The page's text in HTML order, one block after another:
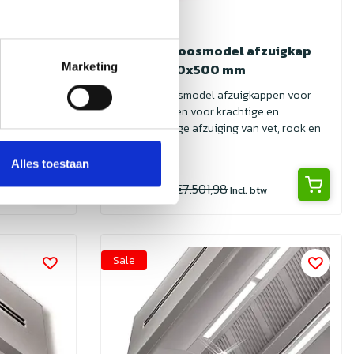
Marketing
Alles toestaan
voor
rook en
Inductie doosmodel afzuigkap
4700x1300x500 mm
Inductie doosmodel afzuigkappen voor
horeca zorgen voor krachtige en
energiezuinige afzuiging van vet, rook en
geuren. I...
€3.750,99 €7.501,98Incl. btw
Sale